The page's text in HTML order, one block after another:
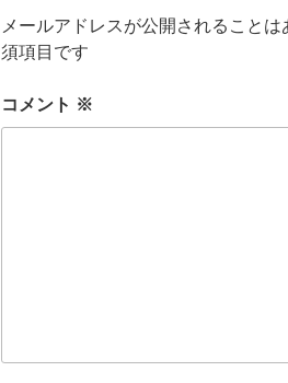
メールアドレスが公開されることは
須項目です
コメント ※